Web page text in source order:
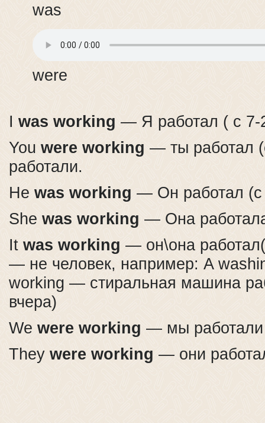
was
were
I was working — Я работал ( с 7-
You were working — ты работал
работали.
He was working — Он работал (с
She was working — Она
It was working — он\она
— не человек, например: A
working — стиральная машина
вчера)
We were working — мы работали
They were working — они